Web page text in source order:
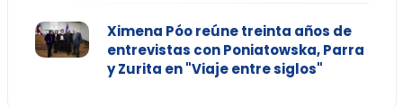
Ximena Póo reúne treinta años de
entrevistas con Poniatowska, Parra
y Zurita en "Viaje entre siglos"